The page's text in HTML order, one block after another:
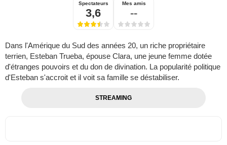
Spectateurs
3,6
Mes amis
--
Dans l'Amérique du Sud des années 20, un riche propriétaire
terrien, Esteban Trueba, épouse Clara, une jeune femme dotée
d'étranges pouvoirs et du don de divination. La popularité politique
d'Esteban s'accroit et il voit sa famille se déstabiliser.
STREAMING